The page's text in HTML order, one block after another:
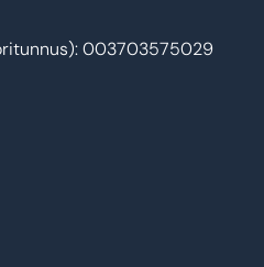
003703575029